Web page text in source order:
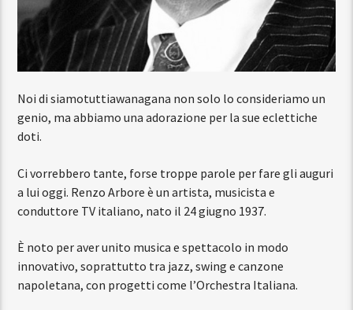
Noi di siamotuttiawanagana non solo lo consideriamo un
genio, ma abbiamo una adorazione per la sue eclettiche
doti.
Ci vorrebbero tante, forse troppe parole per fare gli auguri
a lui oggi. Renzo Arbore è un artista, musicista e
conduttore TV italiano, nato il 24 giugno 1937.
È noto per aver unito musica e spettacolo in modo
innovativo, soprattutto tra jazz, swing e canzone
napoletana, con progetti come l’Orchestra Italiana.